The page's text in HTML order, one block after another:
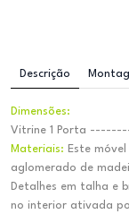
Descrição
Dimensões:
Vitrine 1 Porta
Materiais: Este
aglomerado de
Detalhes em talha e
no interior ativada